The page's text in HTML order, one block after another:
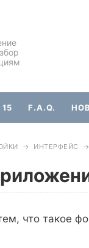
15 F.A.Q.
→ ИНТЕРФЕЙС →
что такое